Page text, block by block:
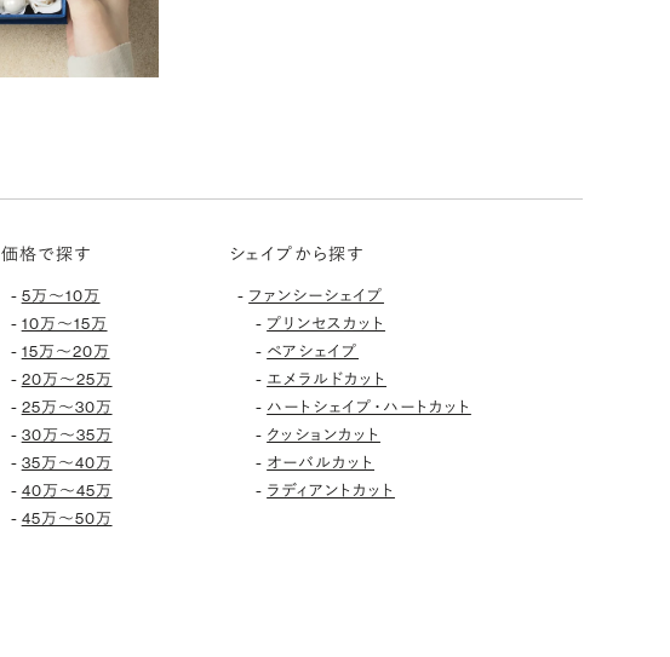
価格で探す
- 5万〜10万
- 10万〜15万
- 15万〜20万
- 20万〜25万
- 25万〜30万
- 30万〜35万
- 35万〜40万
- 40万〜45万
- 45万〜50万
シェイプから探す
- ファンシーシェイプ
- プリンセスカット
- ペアシェイプ
- エメラルドカット
- ハートシェイプ・ハートカット
- クッションカット
- オーバルカット
- ラディアントカット